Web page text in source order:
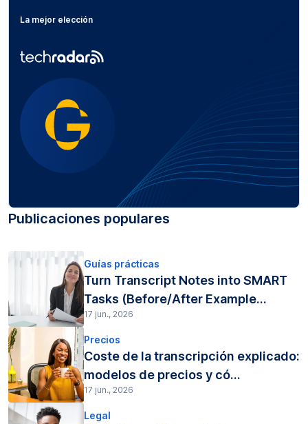
La mejor elección
Publicaciones populares
Guías prácticas
Turn Transcript Notes into SMART
Tasks (Before/After Example...
17 jun., 2026
Precios
Coste de la transcripción explicado:
modelos de precios y có...
17 jun., 2026
Legal